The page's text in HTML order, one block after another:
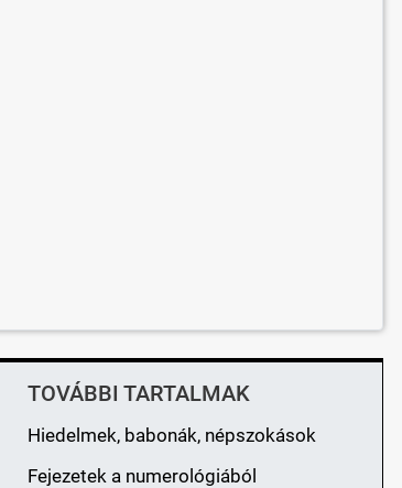
TOVÁBBI TARTALMAK
Hiedelmek, babonák, népszokások
Fejezetek a numerológiából